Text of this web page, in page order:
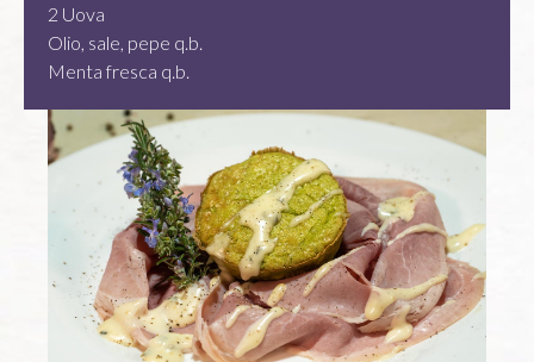
2 Uova
Olio, sale, pepe q.b.
Menta fresca q.b.